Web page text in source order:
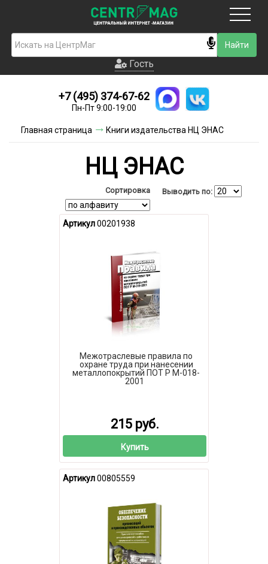
Гость
Новинки
Условия доставки
Контакты
Акции и скидки
Гость
+7 (495) 374-67-62
Пн-Пт 9:00-19:00
Главная страница Книги издательства НЦ ЭНАС
НЦ ЭНАС
Сортировка Выводить по:
Артикул00201938
Межотраслевые правила по
охране труда при нанесении
металлопокрытий ПОТ Р М-018-
2001
215 руб.
Купить
Артикул00805559